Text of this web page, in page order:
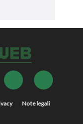
Note legali